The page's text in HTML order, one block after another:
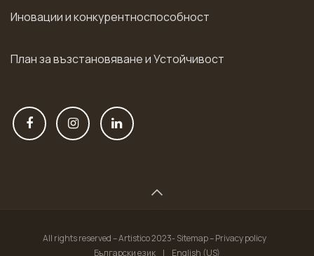
Иновации и конкурентноспособност
План за възстановяване и Устойчивост
All rights reserved – Artistico 2023- Sitemap – Privacy policy
Български език
| English (US)